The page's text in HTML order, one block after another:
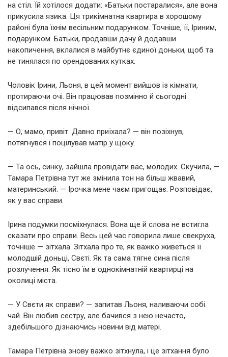
на стіл. Їй хотілося додати: «Батьки постаралися», але вона
прикусила язика. Ця трикімнатна квартира в хорошому
районі була їхнім весільним подарунком. Точніше, її, Іриним,
подарунком. Батьки, продавши дачу й додавши
накопичення, вклалися в майбутнє єдиної доньки, щоб та
не тинялася по орендованих кутках.
Чоловік Ірини, Льоня, в цей момент вийшов із кімнати,
протираючи очі. Він працював позмінно й сьогодні
відсипався після нічної.
— О, мамо, привіт. Давно приїхала? — він позіхнув,
потягнувся і поцілував матір у щоку.
— Та ось, синку, зайшла провідати вас, молодих. Скучила, —
Тамара Петрівна тут же змінила тон на більш жвавий,
материнський. — Ірочка мене чаєм пригощає. Розповідає,
як у вас справи.
Ірина подумки посміхнулася. Вона ще й слова не встигла
сказати про справи. Весь цей час говорила лише свекруха,
точніше — зітхала. Зітхала про те, як важко живеться її
молодшій доньці, Свєті. Як та сама тягне сина після
розлучення. Як тісно їм в однокімнатній квартирці на
околиці міста.
— У Свєти як справи? — запитав Льоня, наливаючи собі
чай. Він любив сестру, але бачився з нею нечасто,
здебільшого дізнаючись новини від матері.
Тамара Петрівна знову важко зітхнула, і це зітхання було